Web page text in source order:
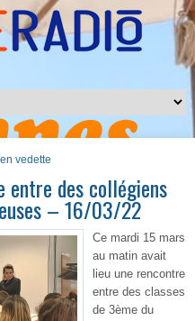
vedette
entre des collégiens
– 16/03/22
Ce mardi 15 mars
au matin avait
lieu une rencontre
entre des classes
de 3ème du